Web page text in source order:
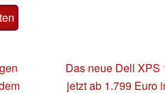
Das neue Dell XPS
jetzt ab 1.799 Euro